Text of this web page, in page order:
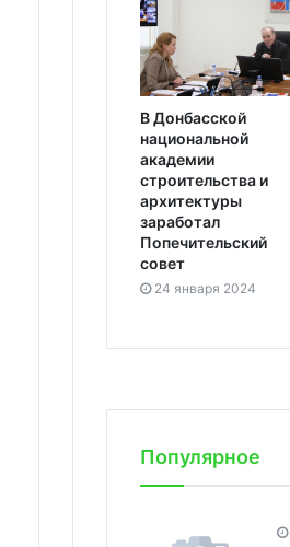
В Донбасской
национальной
академии
строительства и
архитектуры
заработал
Попечительский
совет
24 января 2024
Популярное